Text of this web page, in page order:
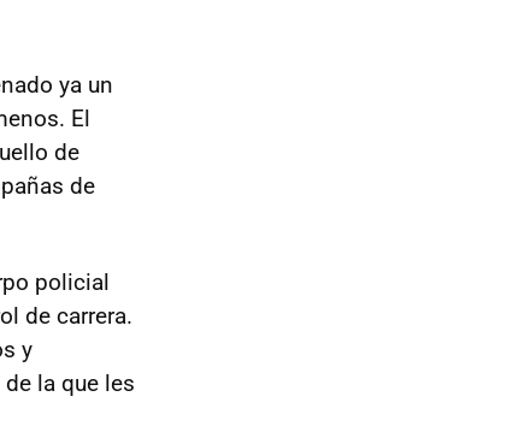
ya un
El
de
de
policial
de carrera.
y
la que les